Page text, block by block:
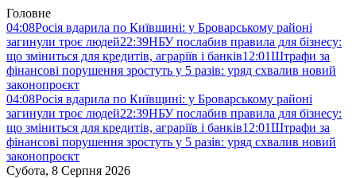
Головне
04:08Росія вдарила по Київщині: у Броварському районі
загинули троє людей22:39НБУ послабив правила для бізнесу:
що зміниться для кредитів, аграріїв і банків12:01Штрафи за
фінансові порушення зростуть у 5 разів: уряд схвалив новий
законопроєкт
04:08Росія вдарила по Київщині: у Броварському районі
загинули троє людей22:39НБУ послабив правила для бізнесу:
що зміниться для кредитів, аграріїв і банків12:01Штрафи за
фінансові порушення зростуть у 5 разів: уряд схвалив новий
законопроєкт
Субота, 8 Серпня 2026